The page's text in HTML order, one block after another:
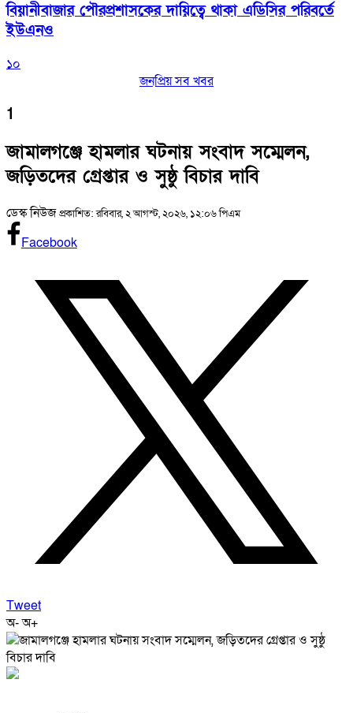
বিয়ানীবাজার পৌরপ্রশাসকের দায়িত্বে থাকা এডিসির পরিবর্তে
ইউএনও
১০
জনপ্রিয় সব খবর
1
জামালগঞ্জে হামলার ঘটনায় সংবাদ সম্মেলন,
জড়িতদের গ্রেপ্তার ও সুষ্ঠু বিচার দাবি
ডেস্ক নিউজপ্রকাশিত: রবিবার, ২ আগস্ট, ২০২৬, ১২:০৬ পিএম
Facebook
Tweet
অ-অ+